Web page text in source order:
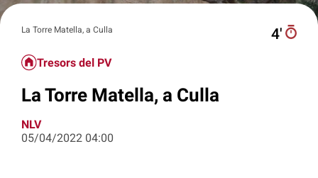
La Torre Matella, a Culla 4′
Tresors del PV
La Torre Matella, a Culla
NLV
05/04/2022 04:00